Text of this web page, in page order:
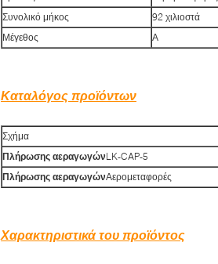
Συνολικό μήκος
92 χιλιοστά
Μέγεθος
Α
Καταλόγος προϊόντων
Σχήμα
Πλήρωσης αεραγωγώνLK-CAP-5
Πλήρωσης αεραγωγώνΑερομεταφορές
Χαρακτηριστικά του προϊόντος